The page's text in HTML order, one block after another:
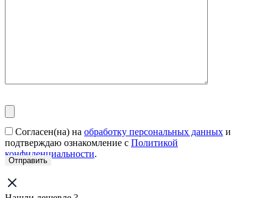
Согласен(на) на обработку персональных данных и
подтверждаю ознакомление с Политикой
конфиденциальности.